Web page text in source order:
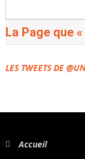
La Page que
LES TWEETS DE
Accueil